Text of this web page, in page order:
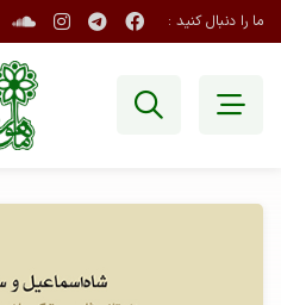
ما را دنبال کنید :